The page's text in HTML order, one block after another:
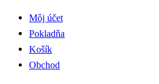
Môj účet
Pokladňa
Košík
Obchod